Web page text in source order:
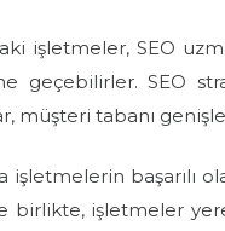
işletmeler, SEO
geçebilirler. SEO
tabanı genişler
işletmelerin başarılı
birlikte, işletmeler